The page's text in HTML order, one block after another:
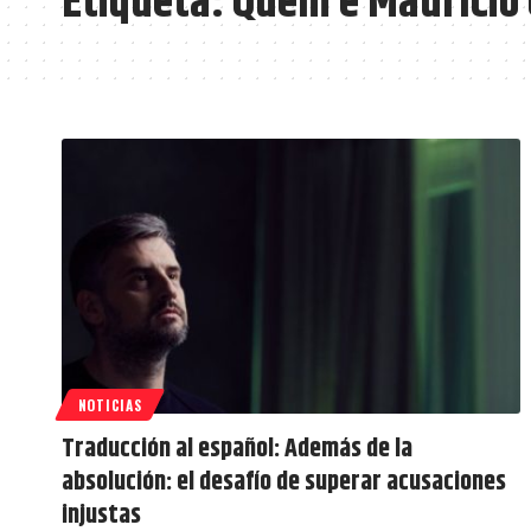
NOTICIAS
Traducción al español: Además de la
absolución: el desafío de superar acusaciones
injustas